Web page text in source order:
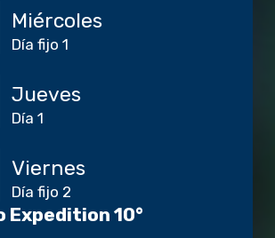
Miércoles
Día fijo 1
Jueves
Día 1
Viernes
Día fijo 2
Expedition 10°